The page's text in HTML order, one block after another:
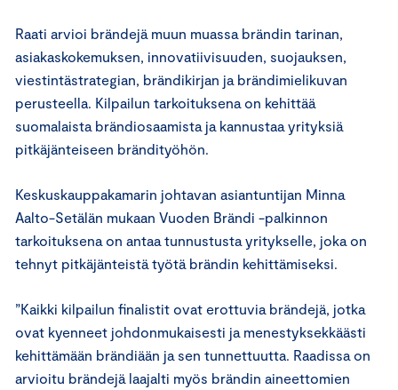
Raati arvioi brändejä muun muassa brändin tarinan,
asiakaskokemuksen, innovatiivisuuden, suojauksen,
viestintästrategian, brändikirjan ja brändimielikuvan
perusteella. Kilpailun tarkoituksena on kehittää
suomalaista brändiosaamista ja kannustaa yrityksiä
pitkäjänteiseen brändityöhön.
Keskuskauppakamarin johtavan asiantuntijan Minna
Aalto-Setälän mukaan Vuoden Brändi -palkinnon
tarkoituksena on antaa tunnustusta yritykselle, joka on
tehnyt pitkäjänteistä työtä brändin kehittämiseksi.
”Kaikki kilpailun finalistit ovat erottuvia brändejä, jotka
ovat kyenneet johdonmukaisesti ja menestyksekkäästi
kehittämään brändiään ja sen tunnettuutta. Raadissa on
arvioitu brändejä laajalti myös brändin aineettomien